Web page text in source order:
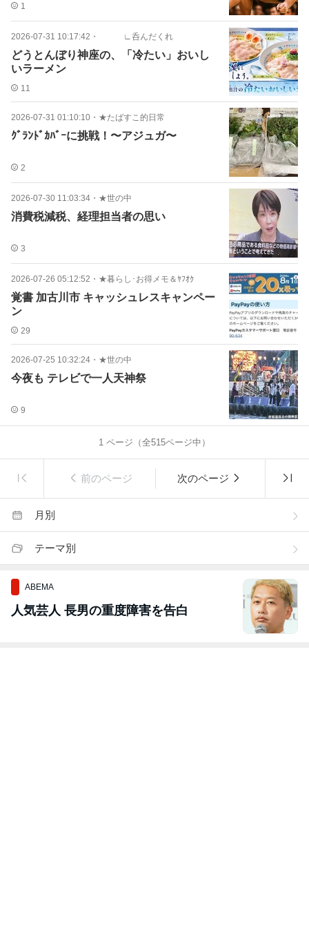
1
2026-07-31 10:17:42 ・ ∟呑んだくれ
どうとんぼり神座の、「冷たい」おいし
いラーメン
11
2026-07-31 01:10:10 ・ ★たばすこ的日常
ｸﾞﾗﾝﾄﾞｶﾊﾞｰに挑戦！〜アジュガ〜
2
2026-07-30 11:03:34 ・ ★世の中
消費税減税、経理担当者の思い
3
2026-07-26 05:12:52 ・ ★暮らし･お得メモ＆ﾔﾌｵｸ
覚書 加古川市 キャッシュレスキャンペー
ン
29
2026-07-25 10:32:24 ・ ★世の中
今夜も テレビで一人天神祭
9
1 ページ（全515ページ中）
前のページ 次のページ
月別
テーマ別
ABEMA
人気芸人 長男の重度障害を告白